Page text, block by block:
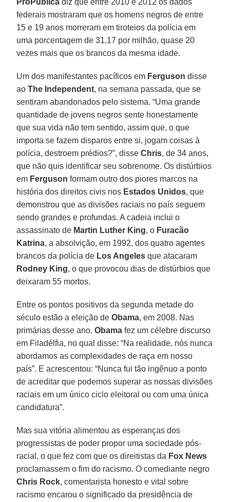
federais mostraram que os homens negros de entre
15 e 19 anos morreram em tiroteios da polícia em
uma porcentagem de 31,17 por milhão, quase 20
vezes mais que os brancos da mesma idade.
Um dos manifestantes pacíficos em Ferguson disse
aoThe Independent, na semana passada, que se
sentiram abandonados pelo sistema. “Uma grande
quantidade de jovens negros sente honestamente
que sua vida não tem sentido, assim que, o que
importa se fazem disparos entre si, jogam coisas à
polícia, destroem prédios?”, disseChris, de 34 anos,
que não quis identificar seu sobrenome. Os distúrbios
em Ferguson formam outro dos piores marcos na
história dos direitos civis nos Estados Unidos, que
demonstrou que as divisões raciais no país seguem
sendo grandes e profundas. A cadeia inclui o
assassinato de Martin Luther King, o Furacão
Katrina, a absolvição, em 1992, dos quatro agentes
brancos da polícia de Los Angeles que atacaram
Rodney King, o que provocou dias de distúrbios que
deixaram 55 mortos.
Entre os pontos positivos da segunda metade do
século estão a eleição deObama, em 2008. Nas
primárias desse ano,Obama fez um célebre discurso
em Filadélfia, no qual disse: “Na realidade, nós nunca
abordamos as complexidades de raça em nosso
país”. E acrescentou: “Nunca fui tão ingênuo a ponto
de acreditar que podemos superar as nossas divisões
raciais em um único ciclo eleitoral ou com uma única
candidatura”.
Mas sua vitória alimentou as esperanças dos
progressistas de poder propor uma sociedade pós-
racial, o que fez com que os direitistas da Fox News
proclamassem o fim do racismo. O comediante negro
Chris Rock, comentarista honesto e vital sobre
racismo encarou o significado da presidência de